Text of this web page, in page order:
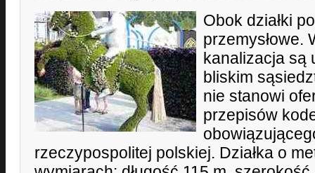
Obok działki
przemysłowe.
kanalizacja są
bliskim
nie stanowi
przepisów
rzeczypospolitej polskiej. Działka o